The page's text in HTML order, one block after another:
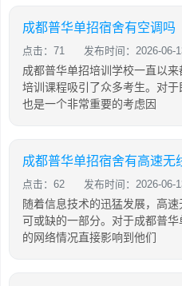
成都普华单招宿舍有空调吗
点击：71 发布时间：2026-06-
成都普华单招培训学校一直以
培训课程吸引了众多考生。对
也是一个非常重要的考虑因
成都普华单招宿舍有高速无
点击：62 发布时间：2026-06-
随着信息技术的迅猛发展，高
可或缺的一部分。对于成都普
的网络情况直接影响到他们